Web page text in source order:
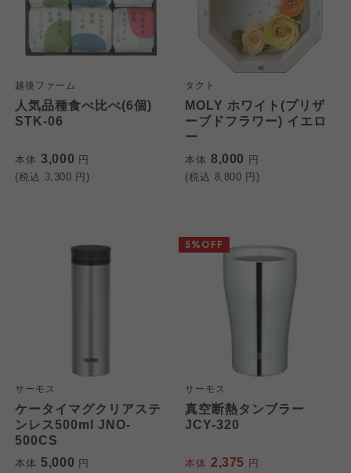
越後ファーム
人気品種食べ比べ(6個)
STK-06
本体 3,000 円
(税込 3,300 円)
タクト
MOLY ホワイト(プリザ
ーブドフラワー) イエロ
ー
本体 8,000 円
(税込 8,800 円)
サーモス
ケータイマグクリアステ
ンレス500ml JNO-
500CS
本体 5,000 円
サーモス
真空断熱タンブラー
JCY-320
本体 2,375 円
5%OFF